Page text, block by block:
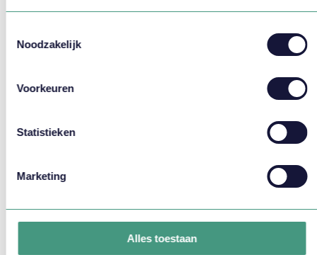
Noodzakelijk
Voorkeuren
Statistieken
Marketing
Alles toestaan
dave.hooijmans@vlirdens.nl